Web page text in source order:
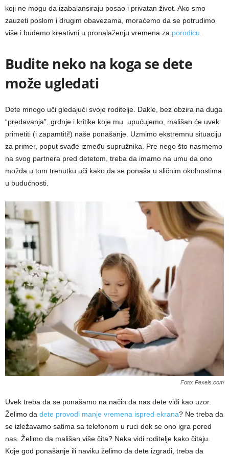
koji ne mogu da izabalansiraju posao i privatan život. Ako smo
zauzeti poslom i drugim obavezama, moraćemo da se potrudimo
više i budemo kreativni u pronalaženju vremena za porodicu
Budite neko na koga se dete
može ugledati
Dete mnogo uči gledajući svoje roditelje. Dakle, bez obzira na duga
“predavanja”, grdnje i kritike koje mu upućujemo, mališan će uvek
primetiti (i zapamtiti!) naše ponašanje. Uzmimo ekstremnu situaciju
za primer, poput svađe između supružnika. Pre nego što nasrnemo
na svog partnera pred detetom, treba da imamo na umu da ono
možda u tom trenutku uči kako da se ponaša u sličnim okolnostima
u budućnosti.
Foto: Pexels.com
Uvek treba da se ponašamo na način da nas dete vidi kao uzor.
Želimo da dete provodi manje vremena ispred ekrana? Ne treba da
se izležavamo satima sa telefonom u ruci dok se ono igra pored
nas. Želimo da mališan više čita? Neka vidi roditelje kako čitaju.
Koje god ponašanje ili naviku želimo da dete izgradi, treba da